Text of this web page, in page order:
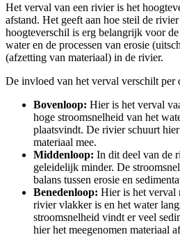
Het verval van een rivier is het
afstand. Het geeft aan hoe steil de
hoogteverschil is erg belangrijk voor
water en de processen van erosie
(afzetting van materiaal) in de rivier.
De invloed van het verval verschilt per
Bovenloop: Hier is het verval
hoge stroomsnelheid van het
plaatsvindt. De rivier schuurt
materiaal mee.
Middenloop: In dit deel van de
geleidelijk minder. De
balans tussen erosie en
Benedenloop: Hier is het verval
rivier vlakker is en het water
stroomsnelheid vindt er veel
hier het meegenomen materiaal